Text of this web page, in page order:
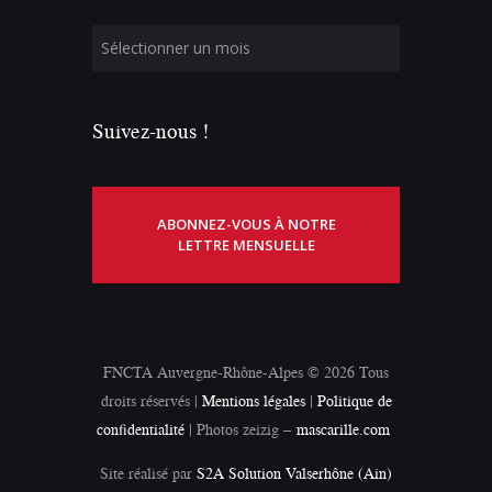
Suivez-nous !
ABONNEZ-VOUS À NOTRE
LETTRE MENSUELLE
FNCTA Auvergne-Rhône-Alpes © 2026 Tous
droits réservés | Mentions légales| Politique de
confidentialité | Photos zeizig – mascarille.com
Site réalisé par S2A Solution Valserhône (Ain)